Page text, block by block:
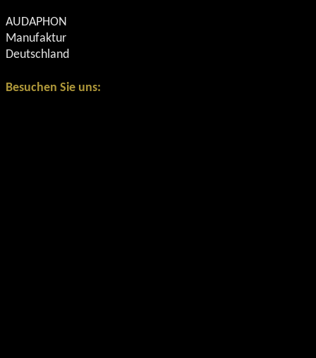
AUDAPHON
Manufaktur
Deutschland
Besuchen Sie uns: